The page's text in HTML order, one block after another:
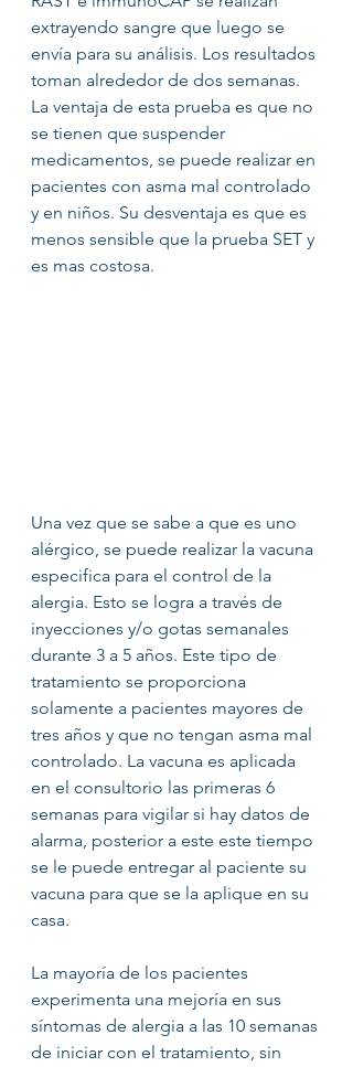
extrayendo sangre que luego se
envía para su análisis. Los resultados
toman alrededor de dos semanas.
La ventaja de esta prueba es que no
se tienen que suspender
medicamentos, se puede realizar en
pacientes con asma mal controlado
y en niños. Su desventaja es que es
menos sensible que la prueba SET y
es mas costosa.
Una vez que se sabe a que es uno
alérgico, se puede realizar la vacuna
especifica para el control de la
alergia. Esto se logra a través de
inyecciones y/o gotas semanales
durante 3 a 5 años. Este tipo de
tratamiento se proporciona
solamente a pacientes mayores de
tres años y que no tengan asma mal
controlado. La vacuna es aplicada
en el consultorio las primeras 6
semanas para vigilar si hay datos de
alarma, posterior a este este tiempo
se le puede entregar al paciente su
vacuna para que se la aplique en su
casa.
La mayoría de los pacientes
experimenta una mejoría en sus
síntomas de alergia a las 10 semanas
de iniciar con el tratamiento, sin